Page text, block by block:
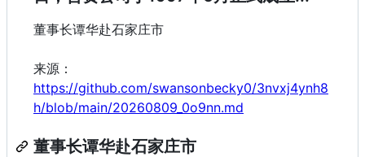
董事长谭华赴石家庄市
来源：
https://github.com/swansonbecky0/3nvxj4ynh8
h/blob/main/20260809_0o9nn.md
董事长谭华赴石家庄市